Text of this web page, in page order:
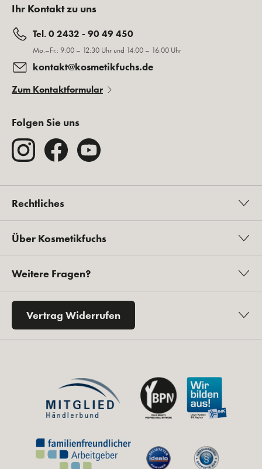
Ihr Kontakt zu uns
Tel. 0 2432 - 90 49 450
Mo.–Fr.: 9:00 – 12:30 Uhr und 14:00 – 16:00 Uhr
kontakt@kosmetikfuchs.de
Zum Kontaktformular
Folgen Sie uns
Rechtliches
Über Kosmetikfuchs
Weitere Fragen?
Vertrag Widerrufen